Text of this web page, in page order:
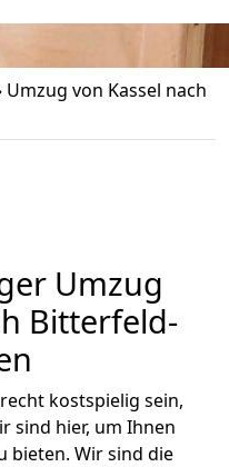
Umzug von Kassel nach
Umzug
Bitterfeld-
kostspielig sein,
sind hier, um Ihnen
bieten. Wir sind die